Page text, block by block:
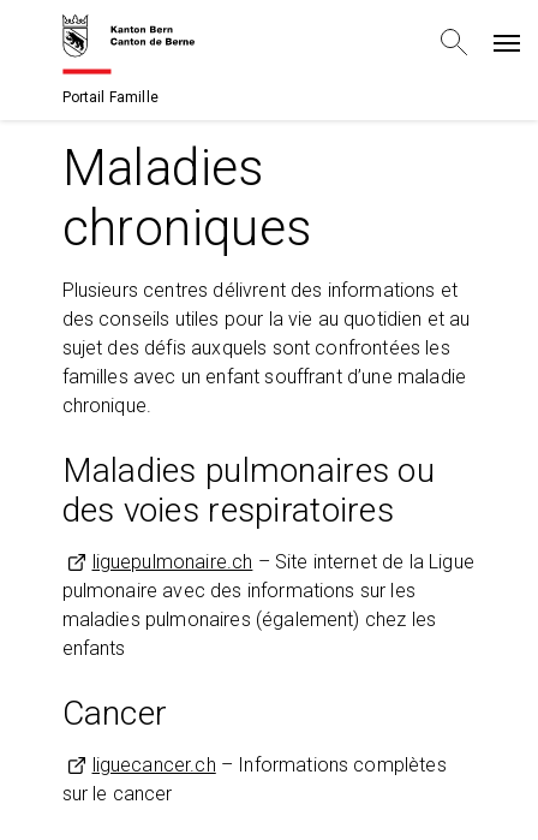
Portail Famille
Maladies
chroniques
Plusieurs centres délivrent des informations et
des conseils utiles pour la vie au quotidien et au
sujet des défis auxquels sont confrontées les
familles avec un enfant souffrant d’une maladie
chronique.
Maladies pulmonaires ou
des voies respiratoires
liguepulmonaire.ch – Site internet de la Ligue
pulmonaire avec des informations sur les
maladies pulmonaires (également) chez les
enfants
Cancer
liguecancer.ch – Informations complètes
sur le cancer